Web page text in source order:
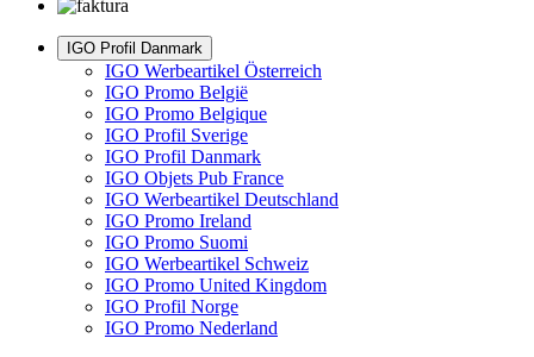
IGO Profil Danmark
IGO Werbeartikel Österreich
IGO Promo België
IGO Promo Belgique
IGO Profil Sverige
IGO Profil Danmark
IGO Objets Pub France
IGO Werbeartikel Deutschland
IGO Promo Ireland
IGO Promo Suomi
IGO Werbeartikel Schweiz
IGO Promo United Kingdom
IGO Profil Norge
IGO Promo Nederland